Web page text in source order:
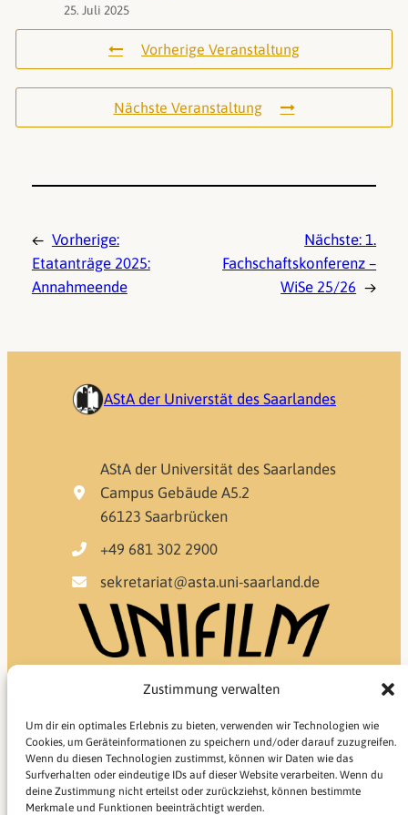
Zustimmung verwalten
Um dir ein optimales Erlebnis zu bieten, verwenden wir Technologien wie
Cookies, um Geräteinformationen zu speichern und/oder darauf zuzugreifen.
Wenn du diesen Technologien zustimmst, können wir Daten wie das
Surfverhalten oder eindeutige IDs auf dieser Website verarbeiten. Wenn du
deine Zustimmung nicht erteilst oder zurückziehst, können bestimmte
Merkmale und Funktionen beeinträchtigt werden.
25. Juli 2025
Vorherige Veranstaltung
Nächste Veranstaltung
← Vorherige:
Etatanträge 2025:
Annahmeende
Nächste:1.
Fachschaftskonferenz –
WiSe 25/26 →
AStA der Universtät des Saarlandes
AStA der Universität des Saarlandes
Campus Gebäude A5.2
66123 Saarbrücken
+49 681 302 2900
sekretariat@asta.uni-saarland.de